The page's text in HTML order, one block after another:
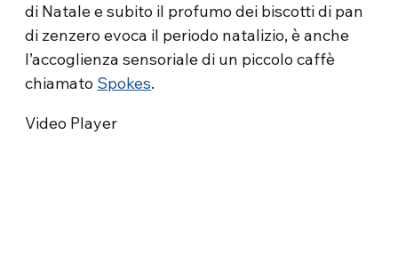
di Natale e subito il profumo dei biscotti di pan
di zenzero evoca il periodo natalizio, è anche
l’accoglienza sensoriale di un piccolo caffè
chiamato Spokes.
Video Player